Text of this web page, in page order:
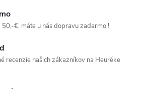
€, máte u nás dopravu zadarmo !
recenzie našich zákazníkov na Heuréke